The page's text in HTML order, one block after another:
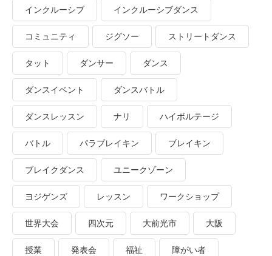
インクルーシブ インクルーシブダンス
コミュニティ ジグソー ストリートダンス
タット ダンサー ダンス
ダンスイベント ダンスバトル
ダンスレッスン ナリ ハイボルテージ
バトル パラブレイキン ブレイキン
ブレイクダンス ユニークゾーン
ヨジゲンズ レッスン ワークショップ
世界大会 四次元 大前光市 大阪
授業 発表会 福祉 障がい者